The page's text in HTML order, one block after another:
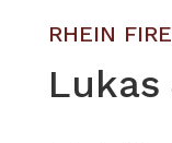
RHEIN FIRE